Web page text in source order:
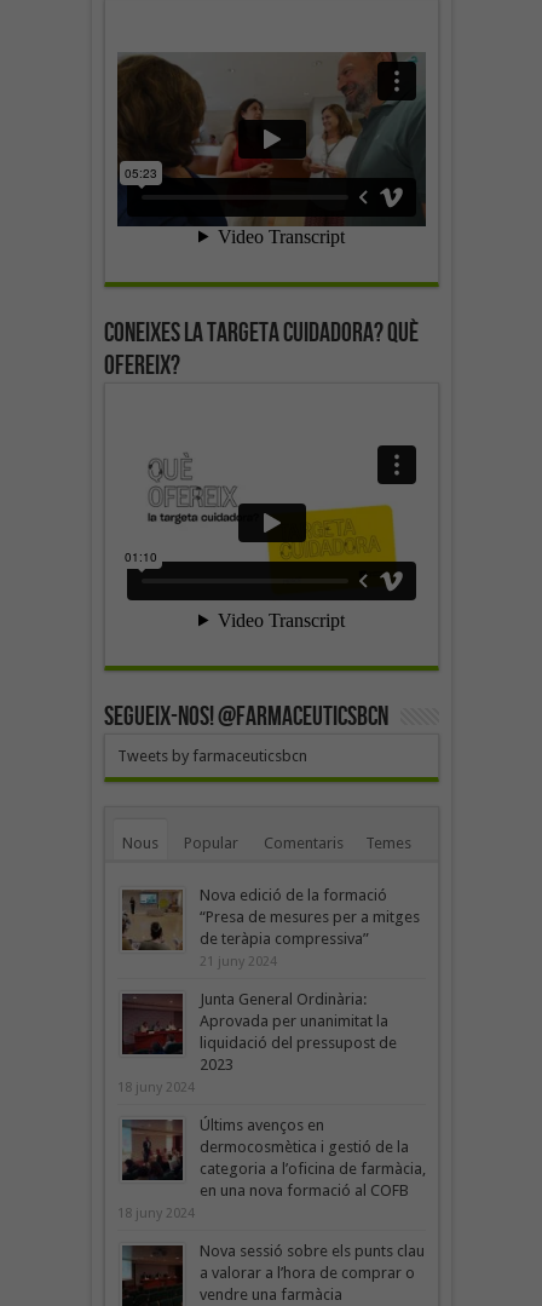
Coneixes la targeta cuidadora? Què
ofereix?
SEGUEIX-NOS! @farmaceuticsbcn
Tweets by farmaceuticsbcn
Nous Popular Comentaris Temes
Nova edició de la formació
“Presa de mesures per a mitges
de teràpia compressiva”
21 juny 2024
Junta General Ordinària:
Aprovada per unanimitat la
liquidació del pressupost de
2023
18 juny 2024
Últims avenços en
dermocosmètica i gestió de la
categoria a l’oficina de farmàcia,
en una nova formació al COFB
18 juny 2024
Nova sessió sobre els punts clau
a valorar a l’hora de comprar o
vendre una farmàcia